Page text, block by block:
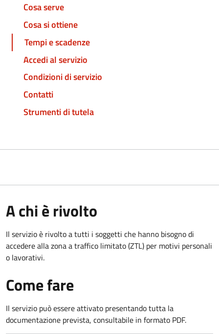
Cosa serve
Cosa si ottiene
Tempi e scadenze
Accedi al servizio
Condizioni di servizio
Contatti
Strumenti di tutela
A chi è rivolto
Il servizio è rivolto a tutti i soggetti che hanno bisogno di
accedere alla zona a traffico limitato (ZTL) per motivi personali
o lavorativi.
Come fare
Il servizio può essere attivato presentando tutta la
documentazione prevista, consultabile in formato PDF.